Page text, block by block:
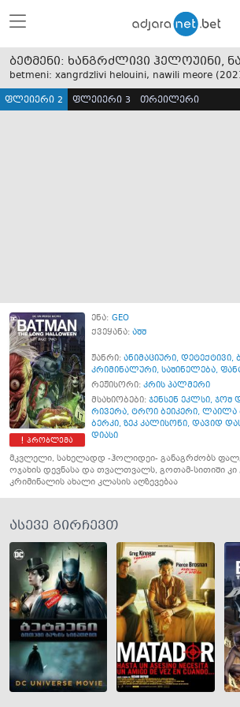
ბეტმენი: ხანგრძლივი ჰელოუინი,
betmeni: xangrdzlivi helouini, nawili meore (
ფლეიერი 2 ფლეიერი 3 თრეილერი
პრობლემა
ენა: GEO
ქვეყანა: აშშ
ჟანრი: ანიმაციური, დეტექტივი,
კრიმინალური, საშინელება,
რეჟისორი: კრის პალმერი
მსახიობები: ჯენსენ ეკლსი, ჯოშ
რივერა, ტროი ბეიკერი, ლაილა
ბერკი, ზეკ კალისონი, დავიდ
დიასი
მკვლელი, სახელადდ -ჰოლიდეი- განაგრძობს
ოჯახის დევნასა და თვალთვალს, გოთამ-სითიში
კრიმინალის ახალი კლასის აღზევებაა
ასევე გირჩევთ